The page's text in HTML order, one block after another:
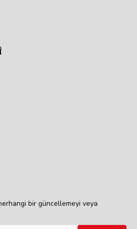
bir güncellemeyi veya